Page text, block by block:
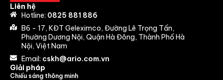
Liên hệ
Hotline: 0825 881 886
B6 - 17, KĐT Geleximco, Đường Lê Trọng Tấn,
Phường Dương Nội, Quận Hà Đông, Thành Phố Hà
Nội, Việt Nam
Email: cskh@ario.com.vn
Giải pháp
Chiếu sáng thông minh